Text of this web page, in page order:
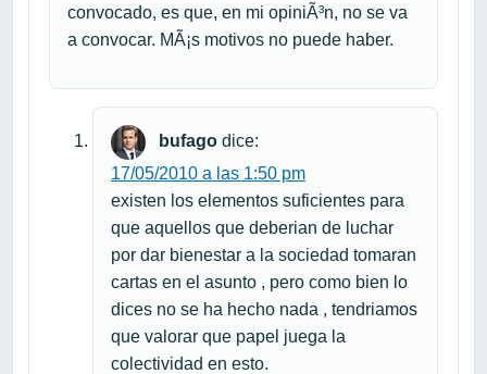
convocado, es que, en mi opiniÃ³n, no se va
a convocar. MÃ¡s motivos no puede haber.
bufago dice:
17/05/2010 a las 1:50 pm
existen los elementos suficientes para
que aquellos que deberian de luchar
por dar bienestar a la sociedad tomaran
cartas en el asunto , pero como bien lo
dices no se ha hecho nada , tendriamos
que valorar que papel juega la
colectividad en esto.